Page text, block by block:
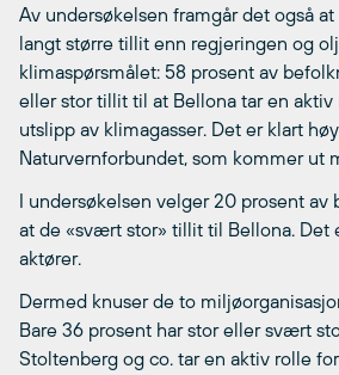
Av undersøkelsen framgår det også
langt større tillit enn regjeringen og
klimaspørsmålet: 58 prosent av
eller stor tillit til at Bellona tar en aktiv
utslipp av klimagasser. Det er klart
Naturvernforbundet, som kommer ut
I undersøkelsen velger 20 prosent av
at de «svært stor» tillit til Bellona. Det
aktører.
Dermed knuser de to
Bare 36 prosent har stor eller svært
Stoltenberg og co. tar en aktiv rolle